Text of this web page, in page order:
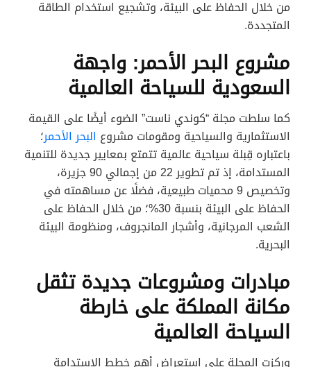
من خلال الحفاظ على البيئة، وتشجيع استخدام الطاقة
المتجددة.
مشروع البحر الأحمر: واجهة
السعودية للسياحة العالمية
كما سلطت مجلة “كوندي ناست” الضوء أيضًا على القيمة
الاستثمارية والسياحية ومقومات مشروع البحر الأحمر؛
باعتباره قِبلة سياحية عالمية تتمتع بمعايير جديدة للتنمية
المستدامة، إذ تم تطوير 22 من إجمالي 90 جزيرة،
وتخصيص 9 محميات طبيعية، فضلًا عن مساهمته في
الحفاظ على البيئة بنسبة 30%؛ من خلال الحفاظ على
الشعب المرجانية، وأشجار المانجروف، ومنظومة البيئة
البحرية.
مبادرات ومشروعات جديدة تثقل
مكانة المملكة على خارطة
السياحة العالمية